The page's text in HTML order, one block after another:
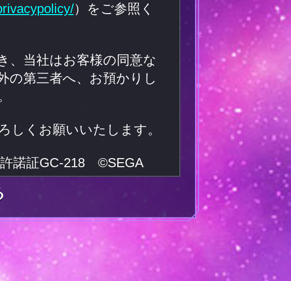
）をご参照く
、当社はお客様の同意な
の第三者へ、お預かりし
しくお願いいたします。
諾証GC-218 ©SEGA